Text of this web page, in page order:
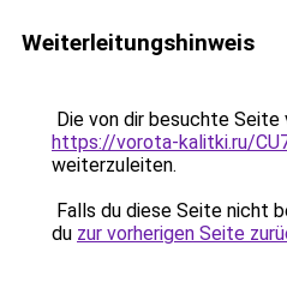
Weiterleitungshinweis
Die von dir besuchte Seite
https://vorota-kalitki.ru/
weiterzuleiten.
Falls du diese Seite nicht
du zur vorherigen Seite